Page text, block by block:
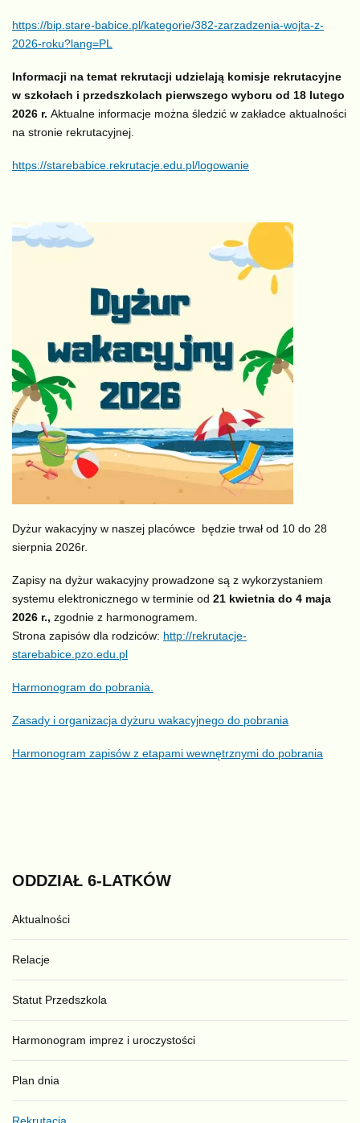
https://bip.stare-babice.pl/kategorie/382-zarzadzenia-wojta-z-
2026-roku?lang=PL
Informacji na temat rekrutacji udzielają komisje rekrutacyjne
w szkołach i przedszkolach pierwszego wyboru od 18 lutego
2026 r. Aktualne informacje można śledzić w zakładce aktualności
na stronie rekrutacyjnej.
https://starebabice.rekrutacje.edu.pl/logowanie
Dyżur wakacyjny w naszej placówce będzie trwał od 10 do 28
sierpnia 2026r.
Zapisy na dyżur wakacyjny prowadzone są z wykorzystaniem
systemu elektronicznego w terminie od 21 kwietnia do 4 maja
2026 r., zgodnie z harmonogramem.
Strona zapisów dla rodziców: http://rekrutacje-
starebabice.pzo.edu.pl
Harmonogram do pobrania.
Zasady i organizacja dyżuru wakacyjnego do pobrania
Harmonogram zapisów z etapami wewnętrznymi do pobrania
ODDZIAŁ 6-LATKÓW
Aktualności
Relacje
Statut Przedszkola
Harmonogram imprez i uroczystości
Plan dnia